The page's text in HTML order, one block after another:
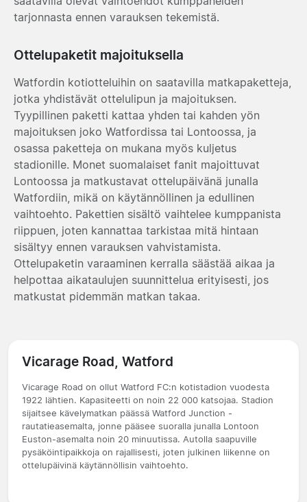
tarjonnasta ennen varauksen tekemistä.
Ottelupaketit majoituksella
Watfordin kotiotteluihin on saatavilla matkapaketteja,
jotka yhdistävät ottelulipun ja majoituksen.
Tyypillinen paketti kattaa yhden tai kahden yön
majoituksen joko Watfordissa tai Lontoossa, ja
osassa paketteja on mukana myös kuljetus
stadionille. Monet suomalaiset fanit majoittuvat
Lontoossa ja matkustavat ottelupäivänä junalla
Watfordiin, mikä on käytännöllinen ja edullinen
vaihtoehto. Pakettien sisältö vaihtelee kumppanista
riippuen, joten kannattaa tarkistaa mitä hintaan
sisältyy ennen varauksen vahvistamista.
Ottelupaketin varaaminen kerralla säästää aikaa ja
helpottaa aikataulujen suunnittelua erityisesti, jos
matkustat pidemmän matkan takaa.
Vicarage Road, Watford
Vicarage Road on ollut Watford FC:n kotistadion vuodesta
1922 lähtien. Kapasiteetti on noin 22 000 katsojaa. Stadion
sijaitsee kävelymatkan päässä Watford Junction -
rautatieasemalta, jonne pääsee suoralla junalla Lontoon
Euston-asemalta noin 20 minuutissa. Autolla saapuville
pysäköintipaikkoja on rajallisesti, joten julkinen liikenne on
ottelupäivinä käytännöllisin vaihtoehto.